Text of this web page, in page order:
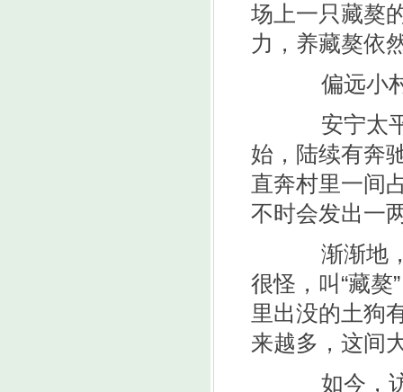
场上一只藏獒
力，养藏獒依
偏远小村
安宁太平
始，陆续有奔
直奔村里一间
不时会发出一
渐渐地，
很怪，叫“藏
里出没的土狗
来越多，这间
如今，访